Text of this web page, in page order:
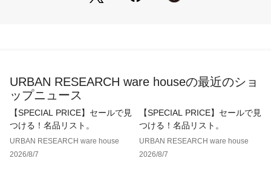
スラックスやシャツと合わせれば通勤やビジネスカジュアル
【2025 Autumn/Winter】【25AW】
※この商品は、素材の特性上、着用の際ピリング(毛玉)が発生
する場合があります。ピリングは引っ張って取ろうとせず、小
さなハサミなどで丁寧に取り除いてください。
総重量 : 約1085g
URBAN RESEARCH ware houseの最近のショ
ップニュース
【SPECIAL PRICE】セールで見
つける！名品リスト。
URBAN RESEARCH ware house
2026/8/7
【SPECIAL PRICE】セールで見
つける！名品リスト。
URBAN RESEARCH ware house
2026/8/7